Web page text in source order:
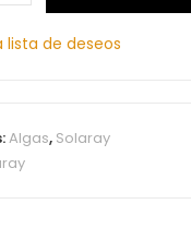
lista de deseos
Algas, Solaray